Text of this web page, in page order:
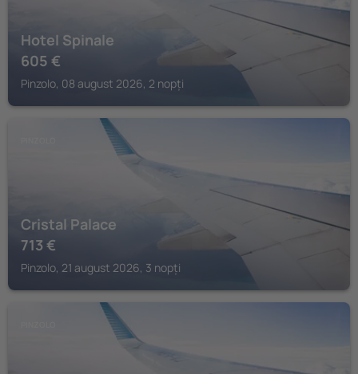
Hotel Spinale
605 €
Pinzolo, 08 august 2026, 2 nopți
Cristal Palace
713 €
Pinzolo, 21 august 2026, 3 nopți